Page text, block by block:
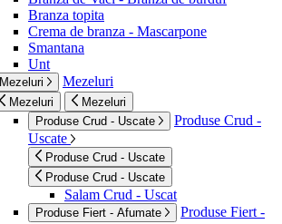
Branza topita
Crema de branza - Mascarpone
Smantana
Unt
Mezeluri Mezeluri
Mezeluri
Mezeluri
Produse Crud - Uscate
Produse Crud -
Uscate
Produse Crud - Uscate
Produse Crud - Uscate
Salam Crud - Uscat
Produse Fiert - Afumate
Produse Fiert -